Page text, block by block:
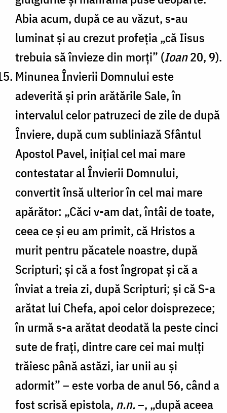
Abia acum, după ce au văzut, s-au
luminat și au crezut profeția „că Iisus
trebuia să învieze din morți” (Ioan20, 9).
Minunea Învierii Domnului este
adeverită și prin arătările Sale, în
intervalul celor patruzeci de zile de după
Înviere, după cum subliniază Sfântul
Apostol Pavel, inițial cel mai mare
contestatar al Învierii Domnului,
convertit însă ulterior în cel mai mare
apărător: „Căci v-am dat, întâi de toate,
ceea ce și eu am primit, că Hristos a
murit pentru păcatele noastre, după
Scripturi; și că a fost îngropat și că a
înviat a treia zi, după Scripturi; și că S-a
arătat lui Chefa, apoi celor doisprezece;
în urmă s-a arătat deodată la peste cinci
sute de frați, dintre care cei mai mulți
trăiesc până astăzi, iar unii au și
adormit” – este vorba de anul 56, când a
fost scrisă epistola, n.n.–, „după aceea